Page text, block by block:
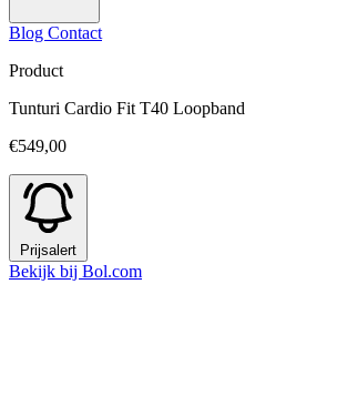
Blog Contact
Product
Tunturi Cardio Fit T40 Loopband
€549,00
Prijsalert
Bekijk bij Bol.com